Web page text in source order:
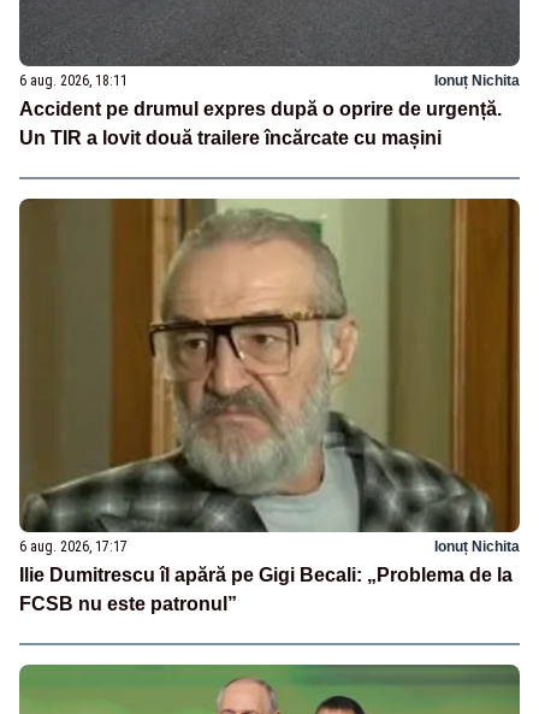
6 aug. 2026, 18:11 Ionuț Nichita
Accident pe drumul expres după o oprire de urgență.
Un TIR a lovit două trailere încărcate cu mașini
6 aug. 2026, 17:17 Ionuț Nichita
Ilie Dumitrescu îl apără pe Gigi Becali: „Problema de la
FCSB nu este patronul”